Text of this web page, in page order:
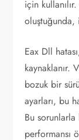
için
oluştuğunda,
Eax Dll
kaynaklanır.
bozuk bir
ayarları, bu
Bu sorunlarla
performansı